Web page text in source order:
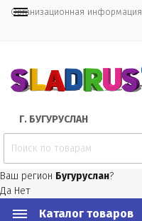
Организационная информация
Г. БУГУРУСЛАН
Ваш регион Бугуруслан?
Да Нет
Каталог товаров